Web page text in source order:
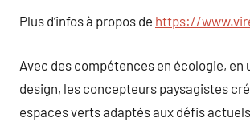
Plus d’infos à propos de https://
Avec des compétences en écologie, en
design, les concepteurs paysagistes
espaces verts adaptés aux défis